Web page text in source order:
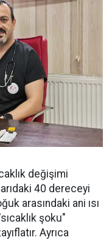
değişimi
40 dereceyi
arasındaki ani ısı
şoku"
Ayrıca